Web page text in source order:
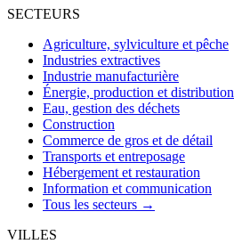
SECTEURS
Agriculture, sylviculture et pêche
Industries extractives
Industrie manufacturière
Énergie, production et distribution
Eau, gestion des déchets
Construction
Commerce de gros et de détail
Transports et entreposage
Hébergement et restauration
Information et communication
Tous les secteurs →
VILLES